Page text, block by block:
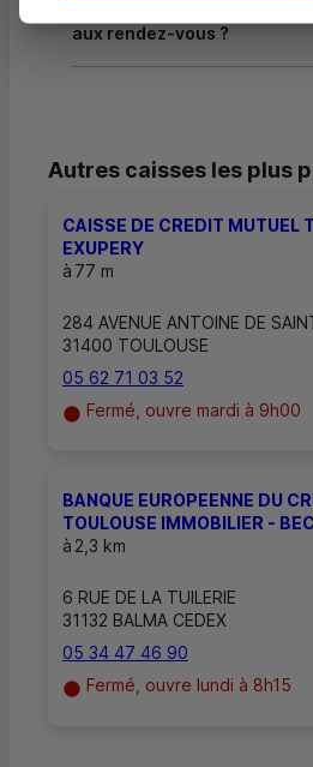
aux rendez-vous ?
Autres caisses les plus
CAISSE DE CREDIT MUTUEL
EXUPERY
à 77 m
284 AVENUE ANTOINE DE
31400 TOULOUSE
05 62 71 03 52
Fermé, ouvre mardi à 9h00
BANQUE EUROPEENNE DU
TOULOUSE IMMOBILIER -
à 2,3 km
6 RUE DE LA TUILERIE
31132 BALMA CEDEX
05 34 47 46 90
Fermé, ouvre lundi à 8h15